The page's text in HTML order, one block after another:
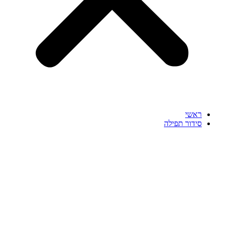
ראשי
סידור תפילה